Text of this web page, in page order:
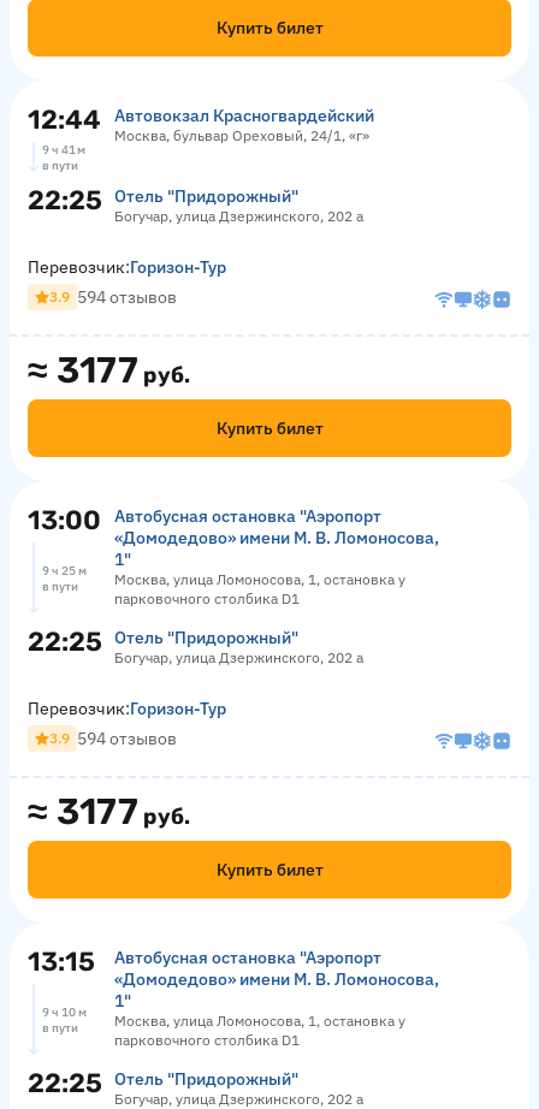
Купить билет
12:44 Автовокзал Красногвардейский
Москва, бульвар Ореховый, 24/1, «г»
9 ч 41 м
в пути
22:25 Отель "Придорожный"
Богучар, улица Дзержинского, 202 а
≈ 3177 руб.
Купить билет
Перевозчик:Горизон-Тур
3.9 594 отзывов
13:00
Автобусная остановка "Аэропорт
«Домодедово» имени М. В. Ломоносова,
1"
Москва, улица Ломоносова, 1, остановка у
парковочного столбика D1
9 ч 25 м
в пути
22:25 Отель "Придорожный"
Богучар, улица Дзержинского, 202 а
≈ 3177 руб.
Купить билет
Перевозчик:Горизон-Тур
3.9 594 отзывов
13:15
Автобусная остановка "Аэропорт
«Домодедово» имени М. В. Ломоносова,
1"
Москва, улица Ломоносова, 1, остановка у
парковочного столбика D1
9 ч 10 м
в пути
22:25 Отель "Придорожный"
Богучар, улица Дзержинского, 202 а